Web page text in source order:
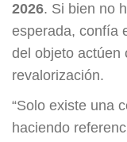
2026. Si bien no
esperada, confía
del objeto actúen
revalorización.
“Solo existe una
haciendo